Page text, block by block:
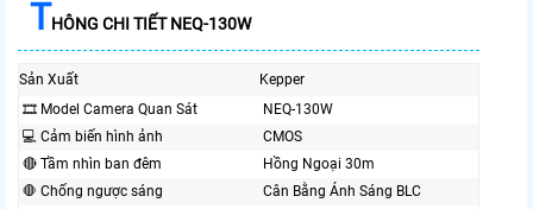
THÔNG CHI TIẾT NEQ-130W
Sản Xuất
Kepper
🎞 Model Camera Quan Sát
NEQ-130W
💻 Cảm biến hình ảnh
CMOS
🔴 Tầm nhìn ban đêm
Hồng Ngoại 30m
🛑 Chống ngược sáng
Cân Bằng Ánh Sáng BLC